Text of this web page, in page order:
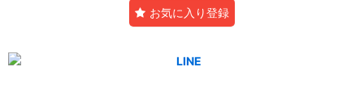
お気に入り登録